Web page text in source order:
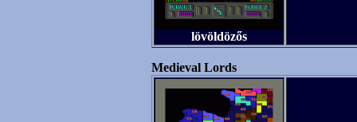
lövöldözős
Medieval Lords